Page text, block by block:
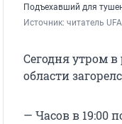
Подъехавший для
Источник: читатель
Сегодня утром
области
— Часов в 19:00